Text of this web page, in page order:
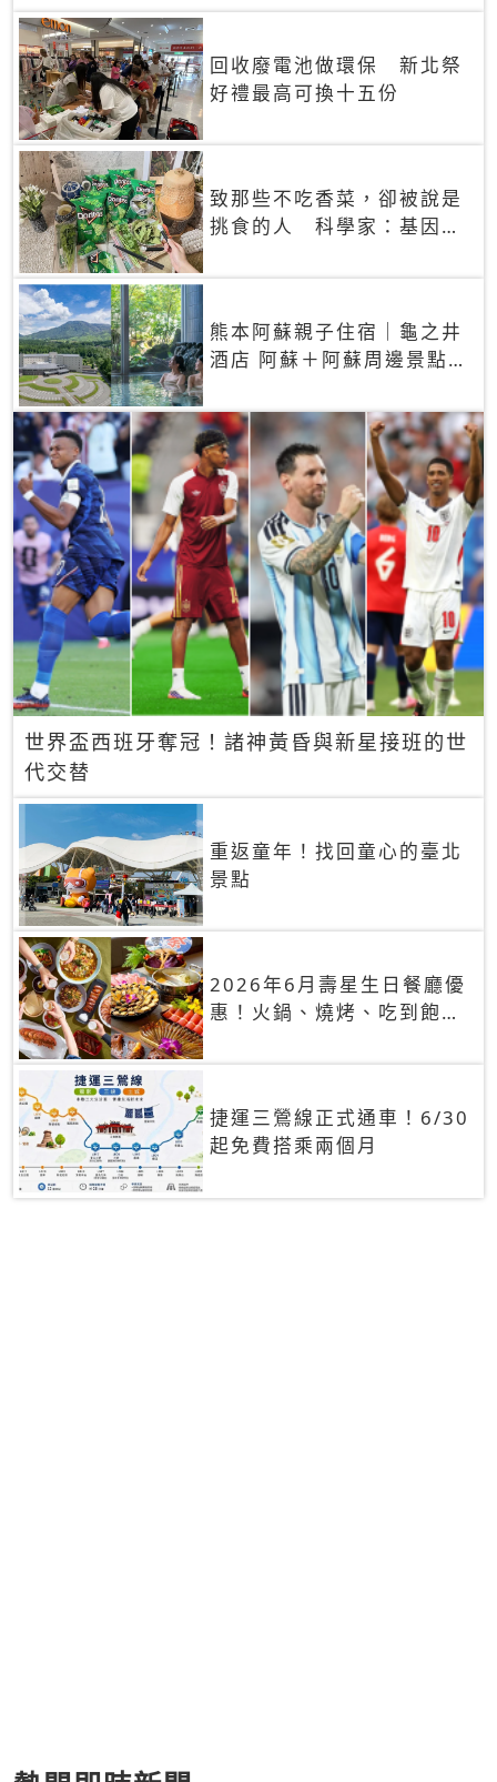
回收廢電池做環保 新北祭
好禮最高可換十五份
致那些不吃香菜，卻被說是
挑食的人 科學家：基因決
熊本阿蘇親子住宿｜龜之井
酒店 阿蘇＋阿蘇周邊景點一
世界盃西班牙奪冠！諸神黃昏與新星接班的世
代交替
重返童年！找回童心的臺北
景點
2026年6月壽星生日餐廳優
惠！火鍋、燒烤、吃到飽，
捷運三鶯線正式通車！6/30
起免費搭乘兩個月